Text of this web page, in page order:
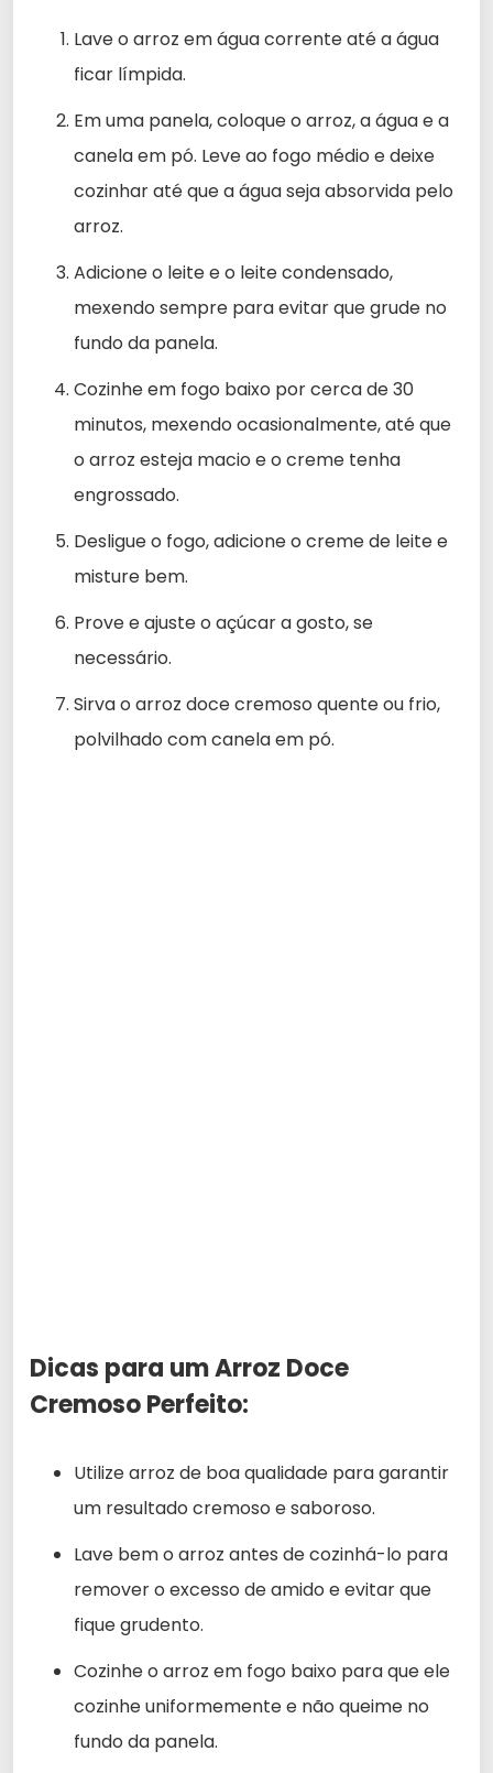
Lave o arroz em água corrente até a água
ficar límpida.
Em uma panela, coloque o arroz, a água e a
canela em pó. Leve ao fogo médio e deixe
cozinhar até que a água seja absorvida pelo
arroz.
Adicione o leite e o leite condensado,
mexendo sempre para evitar que grude no
fundo da panela.
Cozinhe em fogo baixo por cerca de 30
minutos, mexendo ocasionalmente, até que
o arroz esteja macio e o creme tenha
engrossado.
Desligue o fogo, adicione o creme de leite e
misture bem.
Prove e ajuste o açúcar a gosto, se
necessário.
Sirva o arroz doce cremoso quente ou frio,
polvilhado com canela em pó.
Dicas para um Arroz Doce
Cremoso Perfeito:
Utilize arroz de boa qualidade para garantir
um resultado cremoso e saboroso.
Lave bem o arroz antes de cozinhá-lo para
remover o excesso de amido e evitar que
fique grudento.
Cozinhe o arroz em fogo baixo para que ele
cozinhe uniformemente e não queime no
fundo da panela.